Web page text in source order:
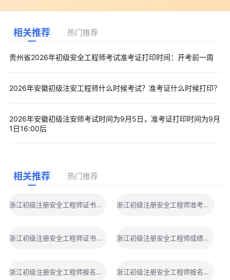
相关推荐 热门推荐
贵州省2026年初级安全工程师考试准考证打印时间：开考前一周
2026年安徽初级注安工程师什么时候考试？准考证什么时候打印？
2026年安徽初级注安师考试时间为9月5日，准考证打印时间为9月
1日16:00后
相关推荐 热门推荐
浙江初级注册安全工程师证书领取 浙江初级注册安全工程师准考证打印地点
浙江初级注册安全工程师证书领取地点 浙江初级注册安全工程师成绩查询
浙江初级注册安全工程师报名时间 浙江初级注册安全工程师报名条件